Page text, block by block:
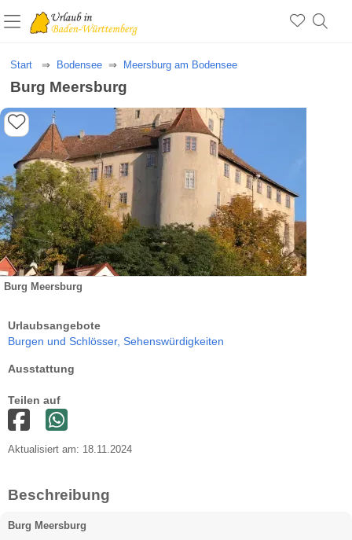
Start Bodensee Meersburg am Bodensee
Burg Meersburg
Burg Meersburg
Urlaubsangebote
Burgen und Schlösser, Sehenswürdigkeiten
Ausstattung
Teilen auf
Aktualisiert am: 18.11.2024
Beschreibung
Burg Meersburg